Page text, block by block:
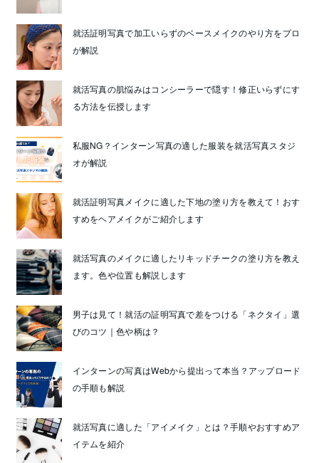
就活証明写真で加工いらずのベースメイクのやり方をプロ
が解説
就活写真の肌悩みはコンシーラーで隠す！修正いらずにす
る方法を伝授します
私服NG？インターン写真の適した服装を就活写真スタジ
オが解説
就活証明写真メイクに適した下地の塗り方を教えて！おす
すめをヘアメイクがご紹介します
就活写真のメイクに適したリキッドチークの塗り方を教え
ます。色や位置も解説します
男子は見て！就活の証明写真で差をつける「ネクタイ」選
びのコツ｜色や柄は？
インターンの写真はWebから提出って本当？アップロード
の手順も解説
就活写真に適した「アイメイク」とは？手順やおすすめア
イテムを紹介